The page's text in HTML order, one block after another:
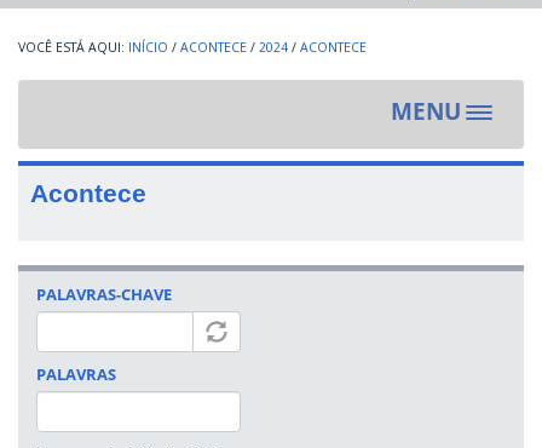
INÍCIO / ACONTECE / 2024 / ACONTECE
MENU
Toggle
Acontece
PALAVRAS-CHAVE
PALAVRAS